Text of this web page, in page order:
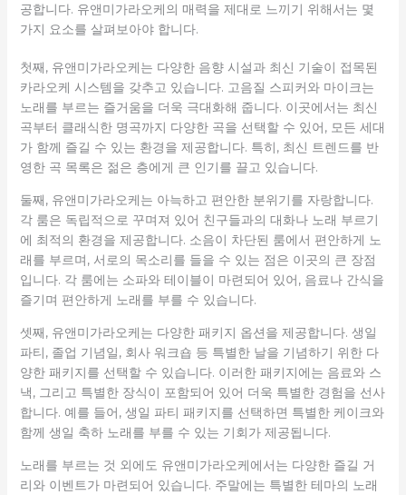
공합니다. 유앤미가라오케의 매력을 제대로 느끼기 위해서는 몇
가지 요소를 살펴보아야 합니다.
첫째, 유앤미가라오케는 다양한 음향 시설과 최신 기술이 접목된
카라오케 시스템을 갖추고 있습니다. 고음질 스피커와 마이크는
노래를 부르는 즐거움을 더욱 극대화해 줍니다. 이곳에서는 최신
곡부터 클래식한 명곡까지 다양한 곡을 선택할 수 있어, 모든 세대
가 함께 즐길 수 있는 환경을 제공합니다. 특히, 최신 트렌드를 반
영한 곡 목록은 젊은 층에게 큰 인기를 끌고 있습니다.
둘째, 유앤미가라오케는 아늑하고 편안한 분위기를 자랑합니다.
각 룸은 독립적으로 꾸며져 있어 친구들과의 대화나 노래 부르기
에 최적의 환경을 제공합니다. 소음이 차단된 룸에서 편안하게 노
래를 부르며, 서로의 목소리를 들을 수 있는 점은 이곳의 큰 장점
입니다. 각 룸에는 소파와 테이블이 마련되어 있어, 음료나 간식을
즐기며 편안하게 노래를 부를 수 있습니다.
셋째, 유앤미가라오케는 다양한 패키지 옵션을 제공합니다. 생일
파티, 졸업 기념일, 회사 워크숍 등 특별한 날을 기념하기 위한 다
양한 패키지를 선택할 수 있습니다. 이러한 패키지에는 음료와 스
낵, 그리고 특별한 장식이 포함되어 있어 더욱 특별한 경험을 선사
합니다. 예를 들어, 생일 파티 패키지를 선택하면 특별한 케이크와
함께 생일 축하 노래를 부를 수 있는 기회가 제공됩니다.
노래를 부르는 것 외에도 유앤미가라오케에서는 다양한 즐길 거
리와 이벤트가 마련되어 있습니다. 주말에는 특별한 테마의 노래